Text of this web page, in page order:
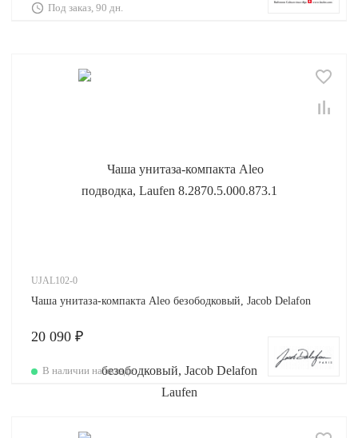
Под заказ, 90 дн.
UJAL102-0
Чаша унитаза-компакта Aleo безободковый, Jacob Delafon
20 090 ₽
В наличии на складе